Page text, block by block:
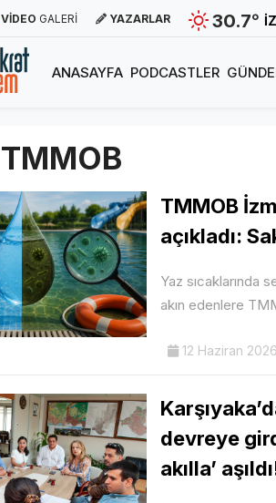
VİDEO GALERİ YAZARLAR 30.7°
ANASAYFA PODCASTLER
TMMOB
TMMOB
açıkladı:
Yaz sıcaklarında
akın edenlere
12 Haziran
devreye
akılla’